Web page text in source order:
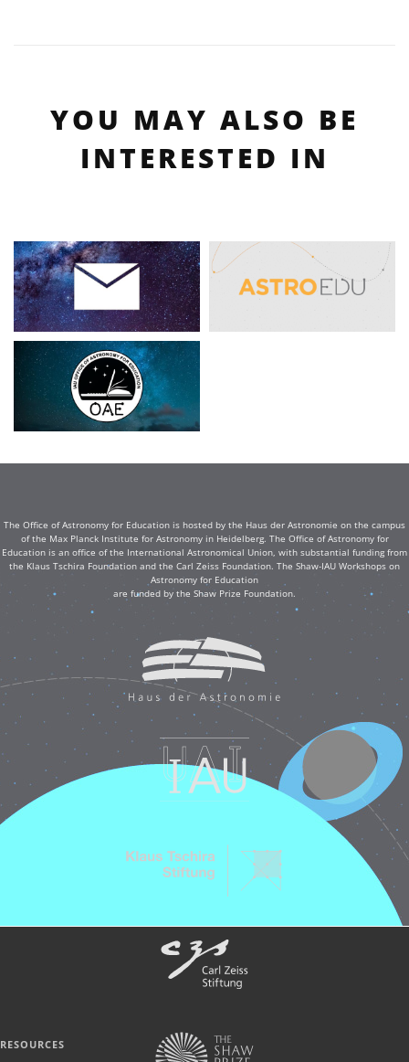
YOU MAY ALSO BE
INTERESTED IN
The Office of Astronomy for Education is hosted by the Haus der Astronomie on the campus
of the Max Planck Institute for Astronomy in Heidelberg. The Office of Astronomy for
Education is an office of the International Astronomical Union, with substantial funding from
the Klaus Tschira Foundation and the Carl Zeiss Foundation. The Shaw-IAU Workshops on
Astronomy for Education
are funded by the Shaw Prize Foundation.
RESOURCES